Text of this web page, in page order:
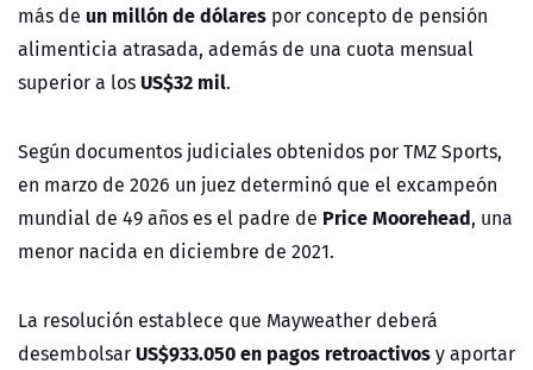
más de un millón de dólares por concepto de pensión
alimenticia atrasada, además de una cuota mensual
superior a losUS$32 mil.
Según documentos judiciales obtenidos por TMZ Sports,
en marzo de 2026 un juez determinó que el excampeón
mundial de 49 años es el padre de Price Moorehead, una
menor nacida en diciembre de 2021.
La resolución establece que Mayweather deberá
desembolsarUS$933.050 en pagos retroactivosy aportar